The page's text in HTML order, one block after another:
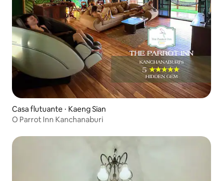
Casa flutuante ⋅ Kaeng Sian
O Parrot Inn Kanchanaburi